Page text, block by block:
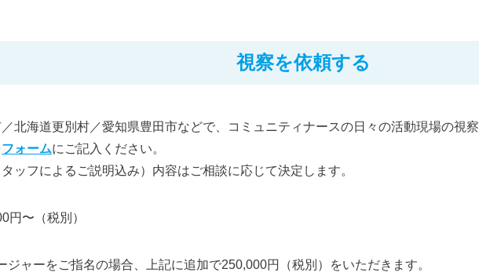
視察を依頼する
北海道更別村／愛知県豊田市などで、コミュニティナースの日々の活動現場の視察
フォームにご記入ください。
ッフによるご説明込み）内容はご相談に応じて決定します。
円〜（税別）
ジャーをご指名の場合、上記に追加で250,000円（税別）をいただきます。